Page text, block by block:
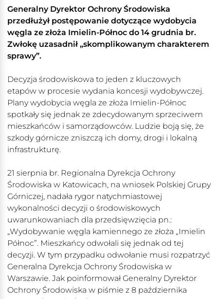
Generalny Dyrektor Ochrony Środowiska
przedłużył postępowanie dotyczące wydobycia
węgla ze złoża Imielin-Północ do 14 grudnia br.
Zwłokę uzasadnił „skomplikowanym charakterem
sprawy”.
Decyzja środowiskowa to jeden z kluczowych
etapów w procesie wydania koncesji wydobywczej.
Plany wydobycia węgla ze złoża Imielin-Północ
spotkały się jednak ze zdecydowanym sprzeciwem
mieszkańców i samorządowców. Ludzie boją się, że
szkody górnicze zniszczą ich domy, drogi i lokalną
infrastrukturę.
21 sierpnia br. Regionalna Dyrekcja Ochrony
Środowiska w Katowicach, na wniosek Polskiej Grupy
Górniczej, nadała rygor natychmiastowej
wykonalności decyzji o środowiskowych
uwarunkowaniach dla przedsięwzięcia pn.:
„Wydobywanie węgla kamiennego ze złoża „Imielin
Północ”. Mieszkańcy odwołali się jednak od tej
decyzji. W tym przypadku odwołanie musi rozpatrzyć
Generalna Dyrekcja Ochrony Środowiska w
Warszawie. Jak poinformował Generalny Dyrektor
Ochrony Środowiska w piśmie z 8 października